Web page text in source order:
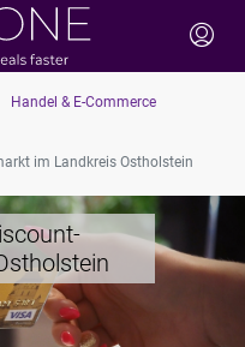
Handel & E-Commerce
im Landkreis Ostholstein